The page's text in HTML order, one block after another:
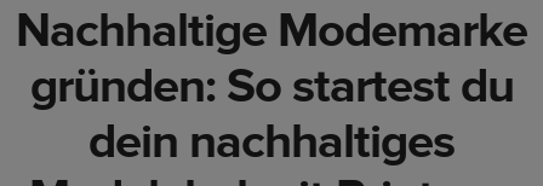
Verkaufen
Printful
Nachhaltige Modemarke
gründen: So startest du
dein nachhaltiges